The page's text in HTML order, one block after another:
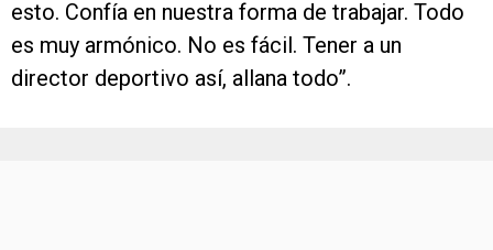
esto. Confía en nuestra forma de trabajar. Todo
es muy armónico. No es fácil. Tener a un
director deportivo así, allana todo”.